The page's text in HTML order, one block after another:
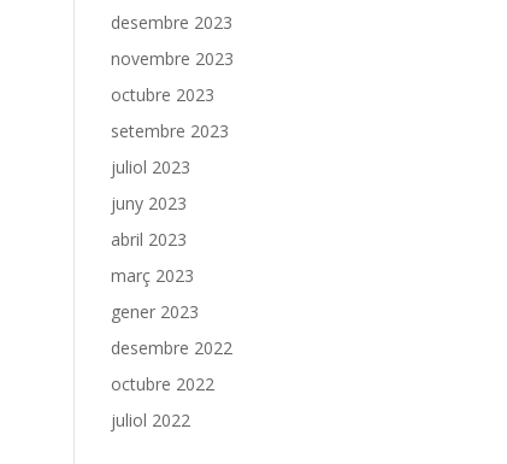
desembre 2023
novembre 2023
octubre 2023
setembre 2023
juliol 2023
juny 2023
abril 2023
març 2023
gener 2023
desembre 2022
octubre 2022
juliol 2022